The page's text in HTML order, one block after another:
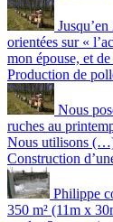
orientées sur «
mon épouse, et
Production de
Nous
ruches au
Nous utilisons
Construction
Philippe
350 m² (11m x